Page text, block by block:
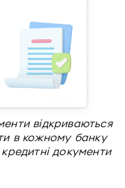
відкриваються
в кожному банку
документи